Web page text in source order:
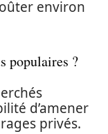
environ
populaires ?
d’amener
privés.